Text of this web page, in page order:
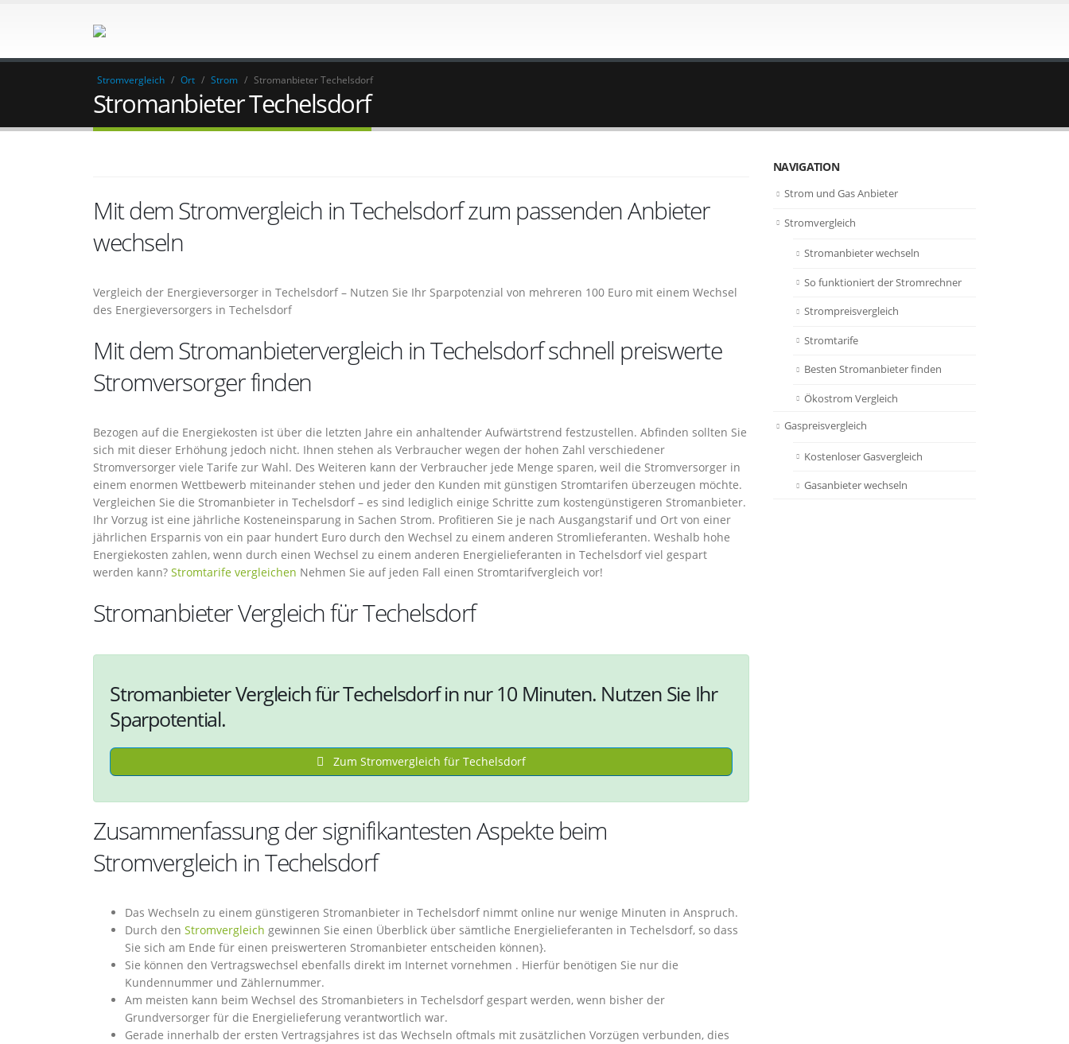
Stromvergleich / Ort / Strom / Stromanbieter Techelsdorf
Stromanbieter Techelsdorf
Mit dem Stromvergleich in Techelsdorf zum passenden Anbieter
wechseln
Vergleich der Energieversorger in Techelsdorf – Nutzen Sie Ihr Sparpotenzial von mehreren 100 Euro mit einem Wechsel
des Energieversorgers in Techelsdorf
Mit dem Stromanbietervergleich in Techelsdorf schnell preiswerte
Stromversorger finden
Bezogen auf die Energiekosten ist über die letzten Jahre ein anhaltender Aufwärtstrend festzustellen. Abfinden sollten Sie
sich mit dieser Erhöhung jedoch nicht. Ihnen stehen als Verbraucher wegen der hohen Zahl verschiedener
Stromversorger viele Tarife zur Wahl. Des Weiteren kann der Verbraucher jede Menge sparen, weil die Stromversorger in
einem enormen Wettbewerb miteinander stehen und jeder den Kunden mit günstigen Stromtarifen überzeugen möchte.
Vergleichen Sie die Stromanbieter in Techelsdorf – es sind lediglich einige Schritte zum kostengünstigeren Stromanbieter.
Ihr Vorzug ist eine jährliche Kosteneinsparung in Sachen Strom. Profitieren Sie je nach Ausgangstarif und Ort von einer
jährlichen Ersparnis von ein paar hundert Euro durch den Wechsel zu einem anderen Stromlieferanten. Weshalb hohe
Energiekosten zahlen, wenn durch einen Wechsel zu einem anderen Energielieferanten in Techelsdorf viel gespart
werden kann? Stromtarife vergleichen Nehmen Sie auf jeden Fall einen Stromtarifvergleich vor!
Stromanbieter Vergleich für Techelsdorf
Stromanbieter Vergleich für Techelsdorf in nur 10 Minuten. Nutzen Sie Ihr
Sparpotential.
Zum Stromvergleich für Techelsdorf
Zusammenfassung der signifikantesten Aspekte beim
Stromvergleich in Techelsdorf
Das Wechseln zu einem günstigeren Stromanbieter in Techelsdorf nimmt online nur wenige Minuten in Anspruch.
Durch den Stromvergleich gewinnen Sie einen Überblick über sämtliche Energielieferanten in Techelsdorf, so dass
Sie sich am Ende für einen preiswerteren Stromanbieter entscheiden können}.
Sie können den Vertragswechsel ebenfalls direkt im Internet vornehmen . Hierfür benötigen Sie nur die
Kundennummer und Zählernummer.
Am meisten kann beim Wechsel des Stromanbieters in Techelsdorf gespart werden, wenn bisher der
Grundversorger für die Energielieferung verantwortlich war.
Gerade innerhalb der ersten Vertragsjahres ist das Wechseln oftmals mit zusätzlichen Vorzügen verbunden, dies
NAVIGATION
Strom und Gas Anbieter
Stromvergleich
Stromanbieter wechseln
So funktioniert der Stromrechner
Strompreisvergleich
Stromtarife
Besten Stromanbieter finden
Ökostrom Vergleich
Gaspreisvergleich
Kostenloser Gasvergleich
Gasanbieter wechseln